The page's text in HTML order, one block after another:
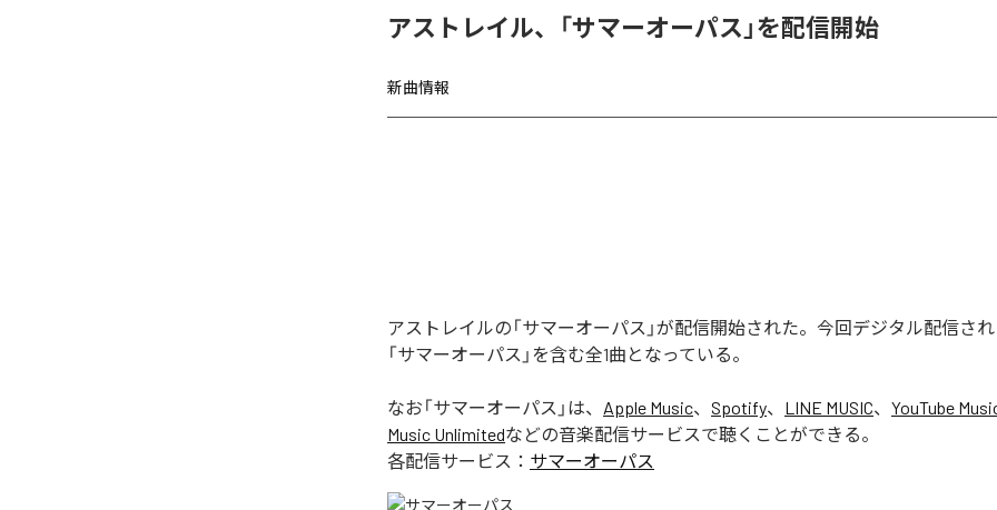
アストレイル、「サマーオーパス」を配信開始
新曲情報
アストレイルの「サマーオーパス」が配信開始された。今回デジタル配信され
「サマーオーパス」を含む全1曲となっている。
なお「サマーオーパス 」は、 Apple Music、 Spotify、 LINE MUSIC、 YouTube
Music Unlimitedなどの音楽配信サービスで聴くことができる。
各配信サービス： サマーオーパス